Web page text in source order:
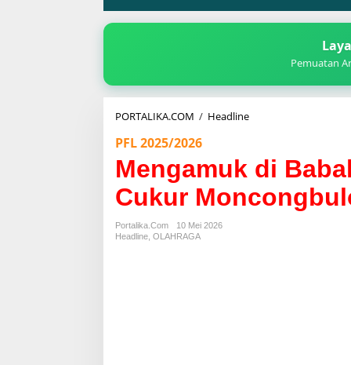
Pemuatan
PORTALIKA.COM / HeadlineMengamuk
Kedua,
Cosmo
Cukur
Moncongbulo
PFL 2025/2026
Mengamuk di
Cukur
Portalika.com
10 Mei 2026
Headline OLAHRAGA